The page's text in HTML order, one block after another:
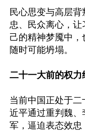
民心思变与高层
忠、民众离心，让
己的精神梦魇中
随时可能坍塌。
二十一大前的权
当前中国正处于二
近平通过重判魏
军，逼迫表态效忠